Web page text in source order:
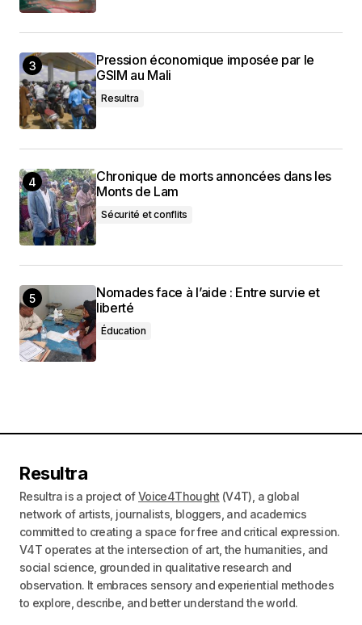
Pression économique imposée par le
GSIM au Mali
Resultra
Chronique de morts annoncées dans les
Monts de Lam
Sécurité et conflits
Nomades face à l’aide : Entre survie et
liberté
Éducation
Resultra
Resultra is a project ofVoice4Thought (V4T), a global
network of artists, journalists, bloggers, and academics
committed to creating a space for free and critical expression.
V4T operates at the intersection of art, the humanities, and
social science, grounded in qualitative research and
observation. It embraces sensory and experiential methodes
to explore, describe, and better understand the world.